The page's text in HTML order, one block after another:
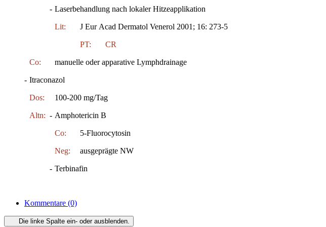
- Laserbehandlung nach lokaler Hitzeapplikation
Lit: J Eur Acad Dermatol Venerol 2001; 16: 273-5
PT: CR
Co: manuelle oder apparative Lymphdrainage
- Itraconazol
Dos: 100-200 mg/Tag
Altn: - Amphotericin B
Co: 5-Fluorocytosin
Neg: ausgeprägte NW
- Terbinafin
Kommentare (0)
Die linke Spalte ein- oder ausblenden.